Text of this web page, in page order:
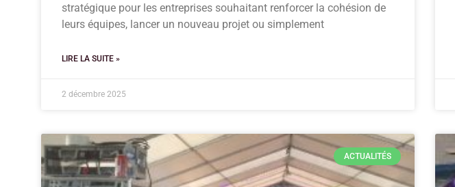
stratégique pour les entreprises souhaitant renforcer la cohésion de
leurs équipes, lancer un nouveau projet ou simplement
LIRE LA SUITE »
2 décembre 2025
ACTUALITÉS